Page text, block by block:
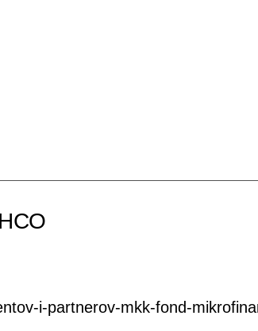
НСО
i-partnerov-mkk-fond-